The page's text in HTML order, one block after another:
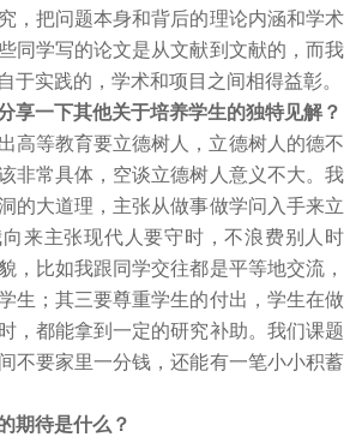
，把问题本身和背后的理论内涵和学术
同学写的论文是从文献到文献的，而我
于实践的，学术和项目之间相得益彰。
享一下其他关于培养学生的独特见解？
高等教育要立德树人，立德树人的德不
非常具体，空谈立德树人意义不大。我
的大道理，主张从做事做学问入手来立
来主张现代人要守时，不浪费别人时
，比如我跟同学交往都是平等地交流，
生；其三要尊重学生的付出，学生在做
，都能拿到一定的研究补助。我们课题
不要家里一分钱，还能有一笔小小积蓄
期待是什么？